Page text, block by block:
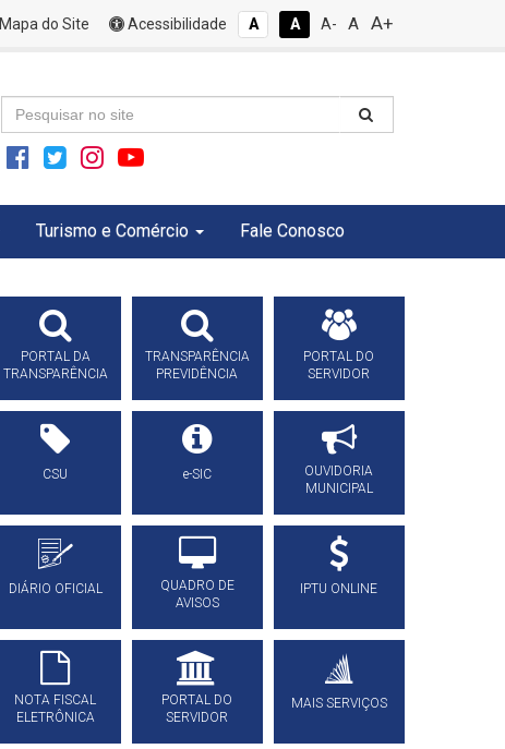
Mapa do Site Acessibilidade A A A- A A+
Turismo e Comércio Fale Conosco
PORTAL DA
TRANSPARÊNCIA
TRANSPARÊNCIA
PREVIDÊNCIA
PORTAL DO
SERVIDOR
CSU e-SIC
OUVIDORIA
MUNICIPAL
DIÁRIO OFICIAL
QUADRO DE
AVISOS
IPTU ONLINE
NOTA FISCAL
ELETRÔNICA
PORTAL DO
SERVIDOR
MAIS SERVIÇOS